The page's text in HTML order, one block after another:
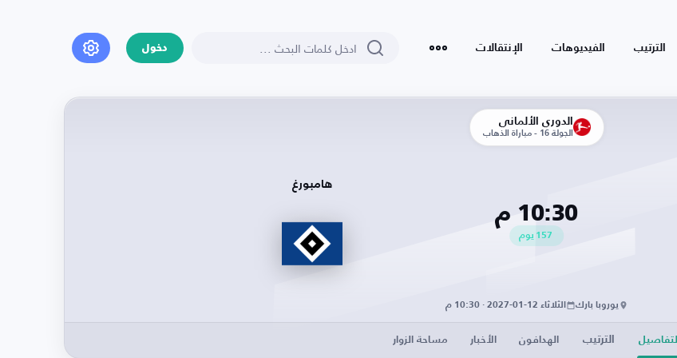
الترتيب الفيديوهات الإنتقالات دخول
الدوري الألماني
الجولة 16 - مباراة الذهاب
10:30 م
157 يوم
هامبورغ
يوروبا بارك الثلاثاء 12-01-2027 · 10:30 م
التفاصيل الترتيب الهدافون الأخبار مساحة الزوار